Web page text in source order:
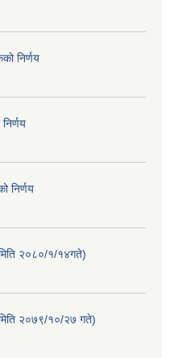
निर्णय
निर्णय
२०८०/१/१४गते)
२०७९/१०/२७ गते)